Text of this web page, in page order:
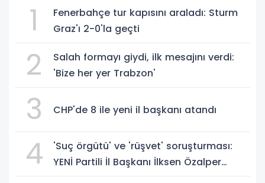
1
Fenerbahçe tur kapısını araladı: Sturm
Graz'ı 2-0'la geçti
2
Salah formayı giydi, ilk mesajını verdi:
'Bize her yer Trabzon'
3 CHP'de 8 ile yeni il başkanı atandı
4
'Suç örgütü' ve 'rüşvet' soruşturması:
YENİ Partili İl Başkanı İlksen Özalper